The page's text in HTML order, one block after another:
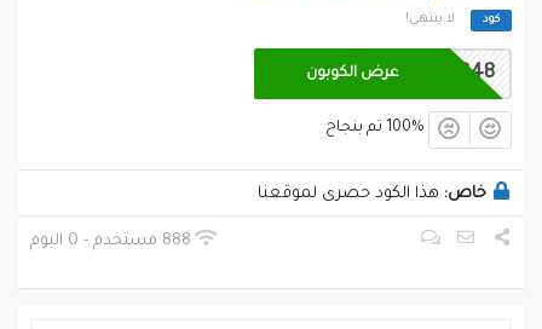
كود لا ينتهي!
NAR348 عرض الكوبون
100% تم بنجاح
خاص: هذا الكود حصرى لموقعنا